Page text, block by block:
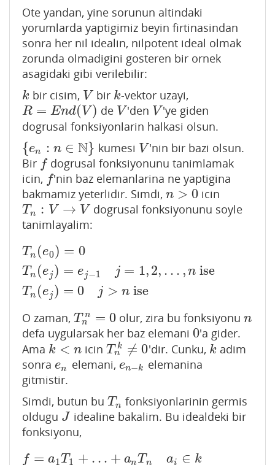
Ote yandan, yine sorunun altindaki
yorumlarda yaptigimiz beyin firtinasindan
sonra her nil idealin, nilpotent ideal olmak
zorunda olmadigini gosteren bir ornek
asagidaki gibi verilebilir:
k
k bir cisim, V
V bir k
k-vektor uzayi,
R = End( V )
R= En d(V) de V
V 'den V
V 'ye giden
dogrusal fonksiyonlarin halkasi olsun.
{en : n ∈ N}
{ en: n ∈N} kumesi V
V 'nin bir bazi olsun.
Bir f
f dogrusal fonksiyonunu tanimlamak
icin, f
f 'nin baz elemanlarina ne yaptigina
bakmamiz yeterlidir. Simdi, n > 0
n> 0 icin
T n : V → V
Tn V →V
dogrusal fonksiyonunu soyle
tanimlayalim:
T n (e0) = 0
T n (ej ) = ej−1 j = 1,2, … , n ise
T n (ej ) = 0 j > nise
Tn e0)= 0Tn (e
O zaman, T n
n = 0
Tnn =0 olur, zira bu fonksiyonun
n
defa uygularsak her baz elemani 0
0'a gider.
Ama k < n
k< n icinT k
n ≠ 0
Tnk ≠0 'dir. Cunku, k
kadim
sonra en
en elemani, en−k
en−k elemanina
gitmistir.
Simdi, butun bu T n
Tn fonksiyonlarinin germis
oldugu J
J
idealine bakalim. Bu idealdeki bir
fonksiyonu,
f = a1 T 1 + … + anT n ai ∈ k
f=a 1T1+… +a nTnai∈